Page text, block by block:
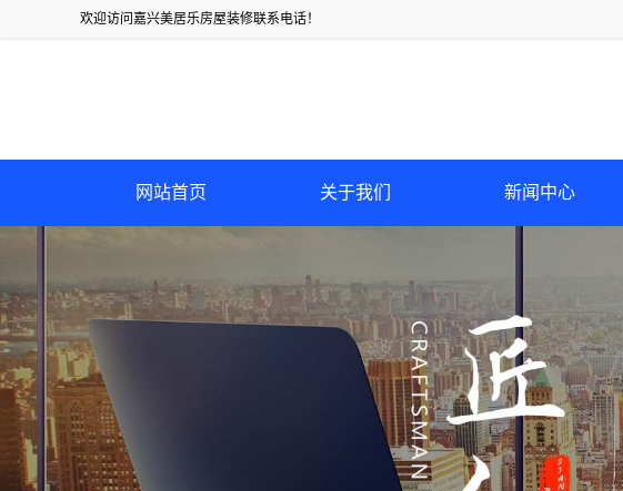
欢迎访问嘉兴美居乐房屋装修联系电话！
网站首页 关于我们 新闻中心